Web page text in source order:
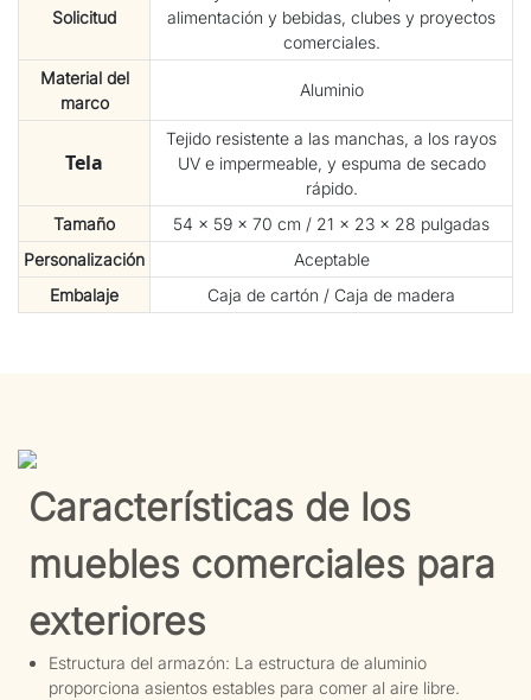
Solicitud
alimentación y bebidas, clubes y proyectos
comerciales.
Material del
marco
Aluminio
Tela
Tejido resistente a las manchas, a los rayos
UV e impermeable, y espuma de secado
rápido.
Tamaño
54 × 59 × 70 cm / 21 × 23 × 28 pulgadas
Personalización
Aceptable
Embalaje
Caja de cartón / Caja de madera
Características de los
muebles comerciales para
exteriores
Estructura del armazón: La estructura de aluminio
proporciona asientos estables para comer al aire libre.